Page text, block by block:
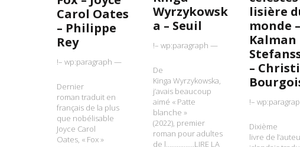
Carol Oates
– Philippe
Rey
!– wp:paragraph —
Dernier
roman traduit en
français de la plus
que nobélisable
Joyce Carol
Oates, « Fox »
Wyrzykowsk
a – Seuil
!– wp:paragraph —
De
Kinga Wyrzykowska,
j’avais beaucoup
aimé « Patte
blanche »
(2022), premier
roman pour adultes
de l…………….LIRE LA
lisière
monde
Kalman
–
!–
Dixième
livre de